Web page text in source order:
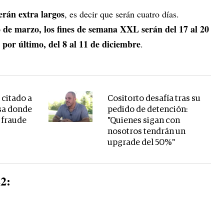
extra largos, es decir que serán cuatro días.
marzo, los fines de semana XXL serán del 17 al 20
último, del 8 al 11 de diciembre.
a
donde
fraude
Cositorto desafía tras su
pedido de detención:
"Quienes sigan con
nosotros tendrán un
upgrade del 50%"